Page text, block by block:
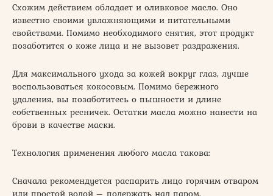
Схожим действием обладает и оливковое масло. Оно
известно своими увлажняющими и питательными
свойствами. Помимо необходимого снятия, этот продукт
позаботится о коже лица и не вызовет раздражения.
Для максимального ухода за кожей вокруг глаз, лучше
воспользоваться кокосовым. Помимо бережного
удаления, вы позаботитесь о пышности и длине
собственных ресничек. Остатки масла можно нанести на
брови в качестве маски.
Технология применения любого масла такова:
Сначала рекомендуется распарить лицо горячим отваром